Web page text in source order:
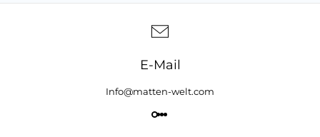
E-Mail
Info@matten-welt.com